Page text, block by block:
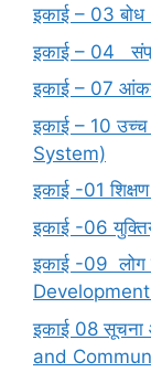
इकाई – 03
इकाई – 04
इकाई – 07
इकाई – 10 उच्च
System)
इकाई -01
इकाई -06
इकाई -09 लोग
इकाई 08 सूचना
and